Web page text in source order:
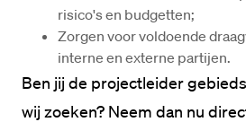
risico's en budgetten;
Zorgen voor voldoende
interne en externe partijen.
Ben jij de projectleider
wij zoeken? Neem dan nu